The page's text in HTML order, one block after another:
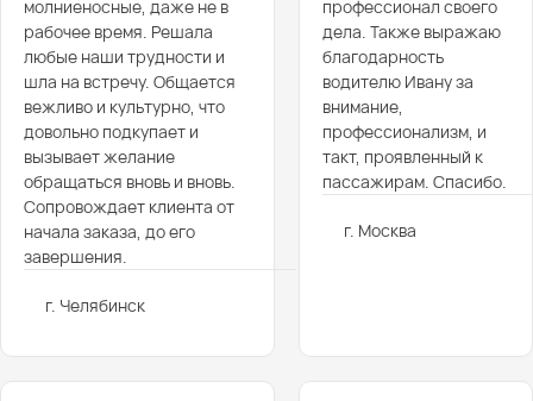
молниеносные, даже не в
рабочее время. Решала
любые наши трудности и
шла на встречу. Общается
вежливо и культурно, что
довольно подкупает и
вызывает желание
обращаться вновь и вновь.
Сопровождает клиента от
начала заказа, до его
завершения.
г. Челябинск
профессионал своего
дела. Также выражаю
благодарность
водителю Ивану за
внимание,
профессионализм, и
такт, проявленный к
пассажирам. Спасибо.
г. Москва